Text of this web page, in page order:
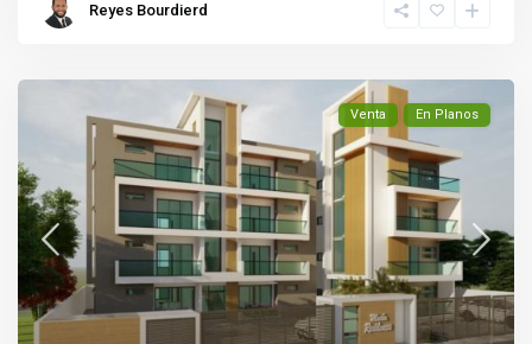
Reyes Bourdierd
Venta En Planos